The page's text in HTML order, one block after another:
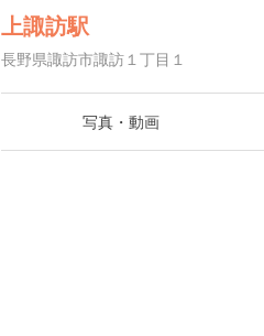
上諏訪駅
長野県諏訪市諏訪１丁目１
写真・動画